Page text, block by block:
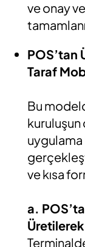
ve onay
POS’tan
Taraf
Bu
ve kısa
a.
Üretilerek